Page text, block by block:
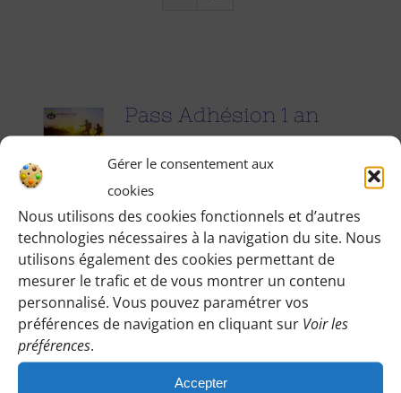
Gérer le consentement aux
cookies
Nous utilisons des cookies fonctionnels et d’autres
technologies nécessaires à la navigation du site. Nous
utilisons également des cookies permettant de
mesurer le trafic et de vous montrer un contenu
personnalisé. Vous pouvez paramétrer vos
préférences de navigation en cliquant sur Voir les
préférences.
Accepter
Pass Adhésion 1 an
25.00€ pour 1 an
Accédez à toutes les informations
pratiques de nos excursions du
dimanche et des jours fériés (Point de
rendez-vous, horaires, conseils etc.), et
participez à nos activités telles que des